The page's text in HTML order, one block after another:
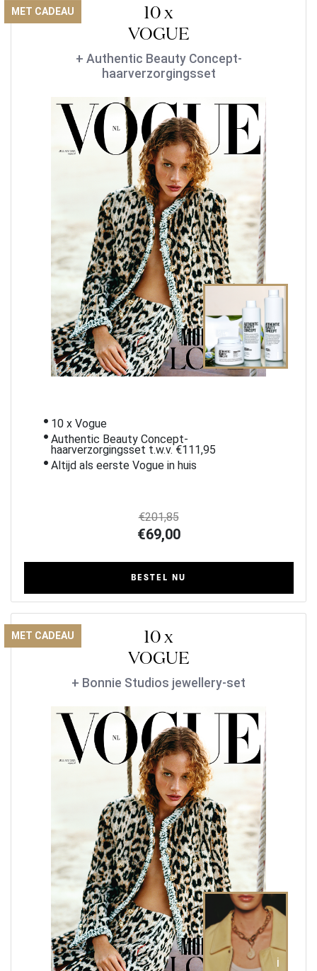
10 x
VOGUE
MET CADEAU
+ Authentic Beauty Concept-
haarverzorgingsset
10 x Vogue
Authentic Beauty Concept-
haarverzorgingsset t.w.v. €111,95
Altijd als eerste Vogue in huis
€201,85
€69,00
BESTEL NU
10 x
VOGUE
MET CADEAU
+ Bonnie Studios jewellery-set
i